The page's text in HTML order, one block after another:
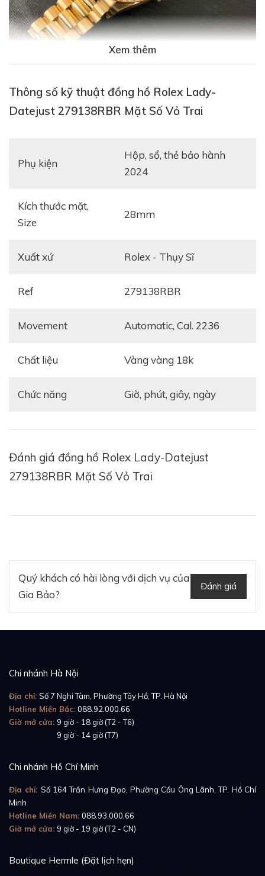
Các bạn nên nhớ rằng dây President trước kia vốn chỉ
dành cho những chiếc Day-Date, và dòng Datejust chỉ
được chế tác hoàn toàn từ những chất liệu quý hiếm,
dây President còn có các chi tiết được hoàn thiện tinh
khéo léo, đẹp mắt hơn.
Toàn bộ dây và vỏ của chiếc
vàng nguyên khối - tông màu đặc trưng của những
thao cao cấp.
Tham khảo:Review đồng hồ Rolex Datejust
278278 Mặt Số Oliu Xanh Nạm Kim Cương
Trên vành bezel, Rolex đã tạo thêm chút điểm nhấn
với những viên kim cương Brilliant Cut lấp lánh. Hiện
cương: “kim zin” và ”lên kim”. Trong đó, “kim zin” được
Xem thêm
Thông số kỹ thuật đồng hồ Rolex Lady-
Datejust 279138RBR Mặt Số Vỏ Trai
Phụ kiện
Hộp, sổ, thẻ bảo hành
2024
Kích thước mặt,
Size
28mm
Xuất xứ Rolex - Thụy Sĩ
Ref 279138RBR
Movement Automatic, Cal. 2236
Chất liệu Vàng vàng 18k
Chức năng Giờ, phút, giây, ngày
Đánh giá đồng hồ Rolex Lady-Datejust
279138RBR Mặt Số Vỏ Trai
Quý khách có hài lòng với dịch vụ của
Gia Bảo?
Đánh giá
Chi nhánh Hà Nội
Địa chỉ: Số 7 Nghi Tàm, Phường Tây Hồ, TP. Hà Nội
Hotline Miền Bắc: 088.92.000.66
Giờ mở cửa: 9 giờ - 18 giờ (T2 - T6)
9 giờ - 14 giờ (T7)
Chi nhánh Hồ Chí Minh
Địa chỉ: Số 164 Trần Hưng Đạo, Phường Cầu Ông Lãnh, TP. Hồ Chí
Minh
Hotline Miền Nam: 088.93.000.66
Giờ mở cửa: 9 giờ - 19 giờ (T2 - CN)
Boutique Hermle (Đặt lịch hẹn)